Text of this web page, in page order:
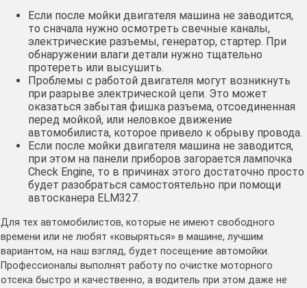
Если после мойки двигателя машина не заводится,
то сначала нужно осмотреть свечные каналы,
электрические разъемы, генератор, стартер. При
обнаружении влаги детали нужно тщательно
протереть или высушить.
Проблемы с работой двигателя могут возникнуть
при разрыве электрической цепи. Это может
оказаться забытая фишка разъема, отсоединенная
перед мойкой, или неловкое движение
автомобилиста, которое привело к обрыву провода.
Если после мойки двигателя машина не заводится,
при этом на панели приборов загорается лампочка
Check Engine, то в причинах этого достаточно просто
будет разобраться самостоятельно при помощи
автосканера ELM327.
Для тех автомобилистов, которые не имеют свободного
времени или не любят «ковыряться» в машине, лучшим
вариантом, на наш взгляд, будет посещение автомойки.
Профессионалы выполнят работу по очистке моторного
отсека быстро и качественно, а водитель при этом даже не